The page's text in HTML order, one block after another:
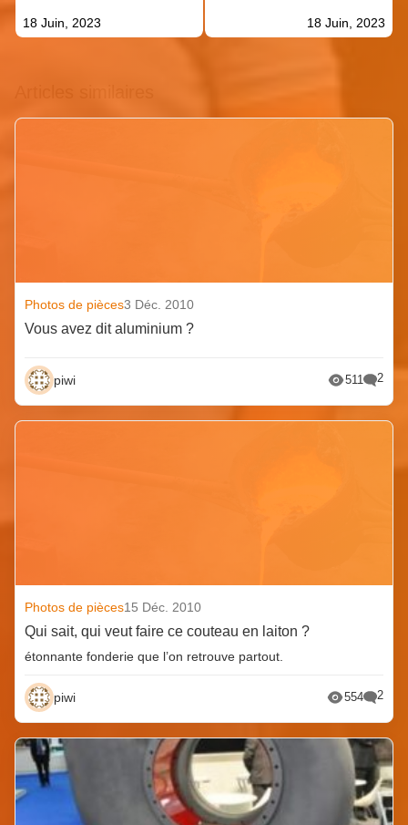
18 Juin, 2023
18 Juin, 2023
Photos de pièces3 Déc. 2010
Vous avez dit aluminium ?
piwi 511 2
Photos de pièces15 Déc. 2010
Qui sait, qui veut faire ce couteau en laiton ?
étonnante fonderie que l’on retrouve partout.
piwi 554 2